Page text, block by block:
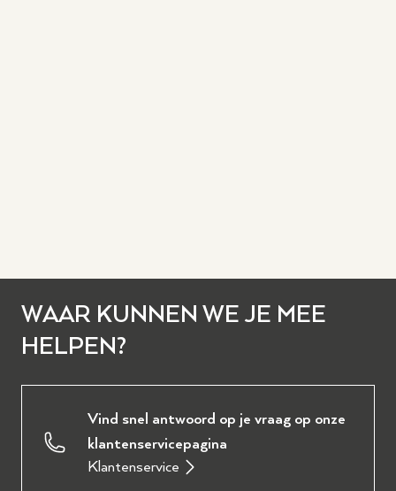
WAAR KUNNEN WE JE MEE
HELPEN?
Vind snel antwoord op je vraag op onze
klantenservicepagina
Klantenservice